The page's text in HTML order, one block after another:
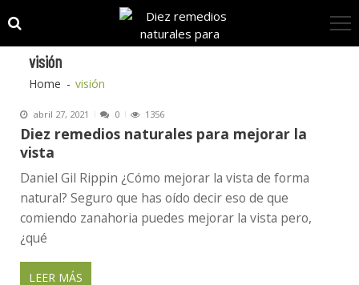
to
navigation
to
content
visión
Home visión
abril 27, 2021 0 1356
Diez remedios naturales para mejorar la
vista
Daniel Gil Rippin ¿Cómo mejorar la vista de forma
natural? Seguro que has oído decir eso de que
comiendo zanahoria puedes mejorar la vista pero,
¿qué
LEER MÁS